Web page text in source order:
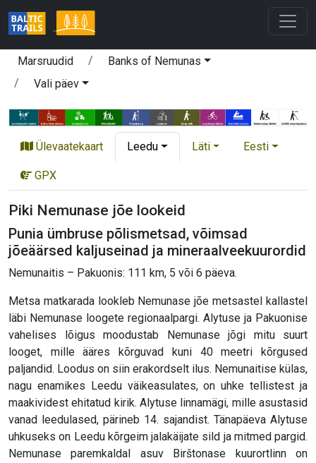
Marsruudid
Banks of Nemunas
Vali päev
Ülevaatekaart Leedu Läti Eesti
GPX
Piki Nemunase jõe lookeid
Punia ümbruse põlismetsad, võimsad
jõeäärsed kaljuseinad ja mineraalveekuurordid
Nemunaitis – Pakuonis: 111 km, 5 või 6 päeva.
Metsa matkarada lookleb Nemunase jõe metsastel kallastel
läbi Nemunase loogete regionaalpargi. Alytuse ja Pakuonise
vahelises lõigus moodustab Nemunase jõgi mitu suurt
looget, mille ääres kõrguvad kuni 40 meetri kõrgused
paljandid. Loodus on siin erakordselt ilus. Nemunaitise külas,
nagu enamikes Leedu väikeasulates, on uhke tellistest ja
maakividest ehitatud kirik. Alytuse linnamägi, mille asustasid
vanad leedulased, pärineb 14. sajandist. Tänapäeva Alytuse
uhkuseks on Leedu kõrgeim jalakäijate sild ja mitmed pargid.
Nemunase paremkaldal asuv Birštonase kuurortlinn on